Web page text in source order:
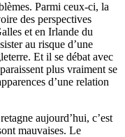
Parmi ceux-ci, la
des perspectives
et en Irlande du
au risque d’une
Et il se débat avec
plus vraiment se
d’une relation
aujourd’hui, c’est
mauvaises. Le